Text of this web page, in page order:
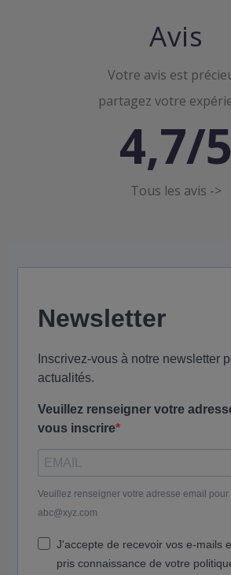
Avis
Votre avis est
partagez votre
4,7/5
Tous les avis ->
Newsletter
Inscrivez-vous à notre newsletter
actualités.
Veuillez renseigner votre
vous inscrire
Veuillez renseigner votre adresse email pour
abc@xyz.com
J'accepte de recevoir vos e-mails
pris connaissance de votre